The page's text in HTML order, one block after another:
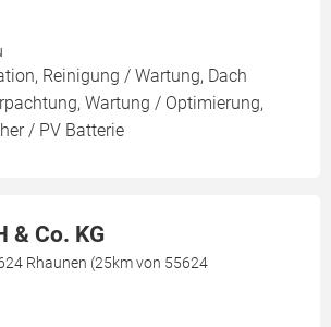
Reinigung / Wartung, Dach
Wartung / Optimierung,
/ PV Batterie
& Co. KG
Rhaunen (25km von 55624